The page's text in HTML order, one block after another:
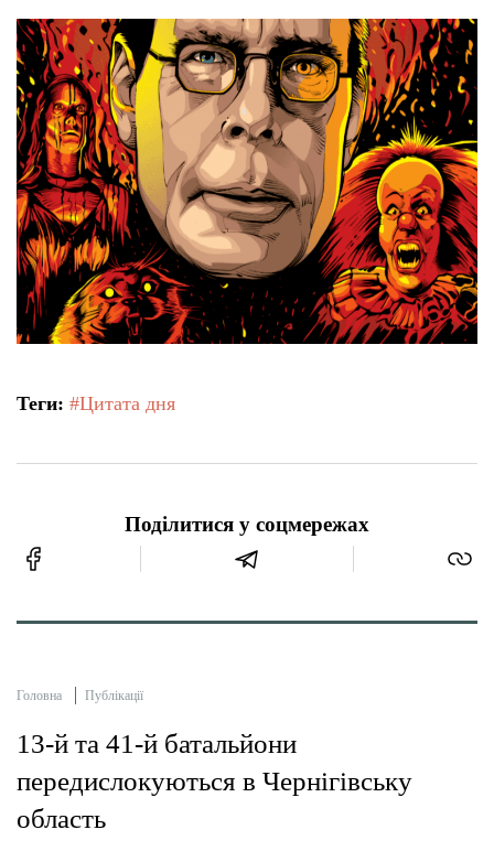
Теги: #Цитата дня
Поділитися у соцмережах
Головна Публікації
13-й та 41-й батальйони
передислокуються в Чернігівську
область